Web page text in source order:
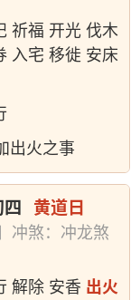
祈福 开光 伐木
入宅 移徙 安床
出火之事
黄道日
冲煞：冲龙煞
解除 安香 出火